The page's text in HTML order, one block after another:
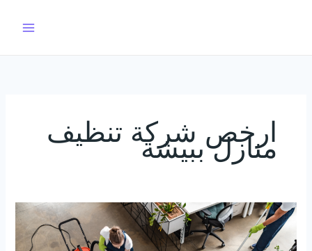
ارخص شركة تنظيف
منازل ببيشة
ارخص
شركة
تنظيف